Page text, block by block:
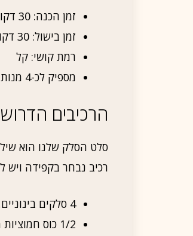
זמן הכנה: 30 דקות
זמן בישול: 30 דקות
רמת קושי: קל
מספיק לכ-4 מנות
הרכיבים
סלט הסלק שלנו הוא
רכיב נבחר בקפידה
4 סלקים בינוניים, קלופים וחתוכים לקוביות
1/2 כוס חמוציות מיובשות